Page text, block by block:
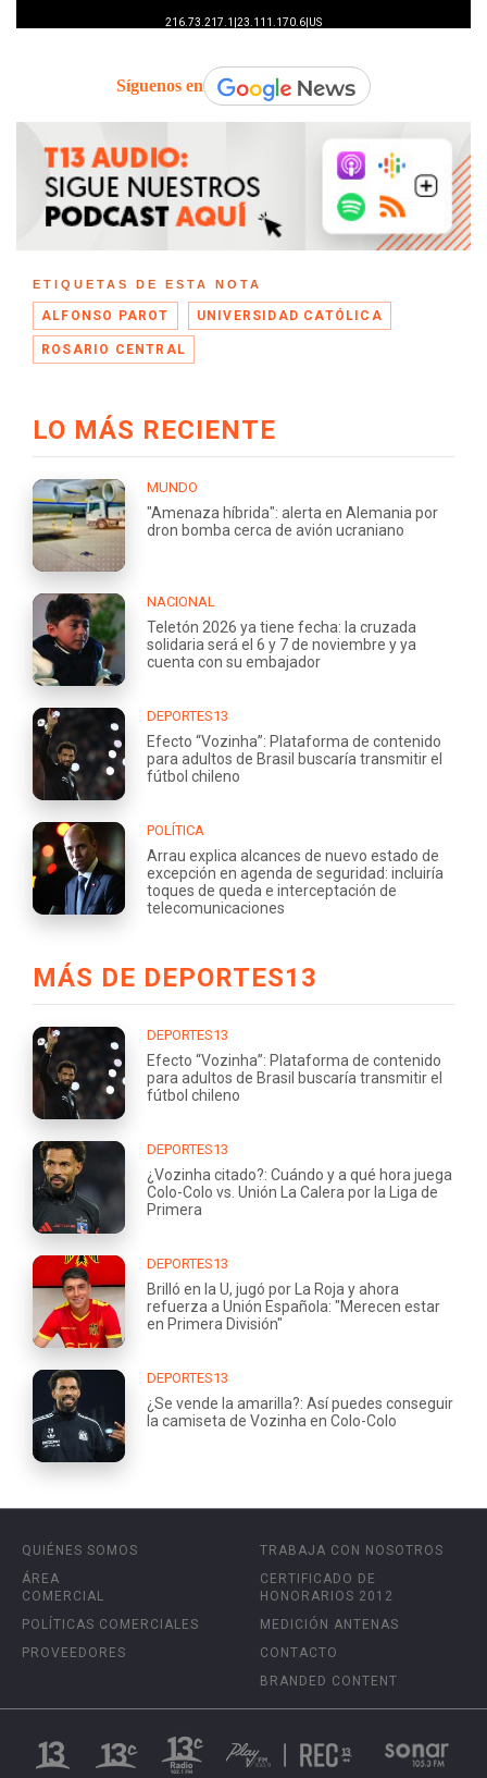
Síguenos en
ETIQUETAS DE ESTA NOTA
ALFONSO PAROT UNIVERSIDAD CATÓLICA
ROSARIO CENTRAL
LO MÁS RECIENTE
MUNDO
"Amenaza híbrida": alerta en Alemania por
dron bomba cerca de avión ucraniano
NACIONAL
Teletón 2026 ya tiene fecha: la cruzada
solidaria será el 6 y 7 de noviembre y ya
cuenta con su embajador
DEPORTES13
Efecto “Vozinha”: Plataforma de contenido
para adultos de Brasil buscaría transmitir el
fútbol chileno
POLÍTICA
Arrau explica alcances de nuevo estado de
excepción en agenda de seguridad: incluiría
toques de queda e interceptación de
telecomunicaciones
MÁS DE DEPORTES13
DEPORTES13
Efecto “Vozinha”: Plataforma de contenido
para adultos de Brasil buscaría transmitir el
fútbol chileno
DEPORTES13
¿Vozinha citado?: Cuándo y a qué hora juega
Colo-Colo vs. Unión La Calera por la Liga de
Primera
DEPORTES13
Brilló en la U, jugó por La Roja y ahora
refuerza a Unión Española: "Merecen estar
en Primera División"
DEPORTES13
¿Se vende la amarilla?: Así puedes conseguir
la camiseta de Vozinha en Colo-Colo
QUIÉNES SOMOS
ÁREA
COMERCIAL
POLÍTICAS COMERCIALES
PROVEEDORES
TRABAJA CON NOSOTROS
CERTIFICADO DE
HONORARIOS 2012
MEDICIÓN ANTENAS
CONTACTO
BRANDED CONTENT